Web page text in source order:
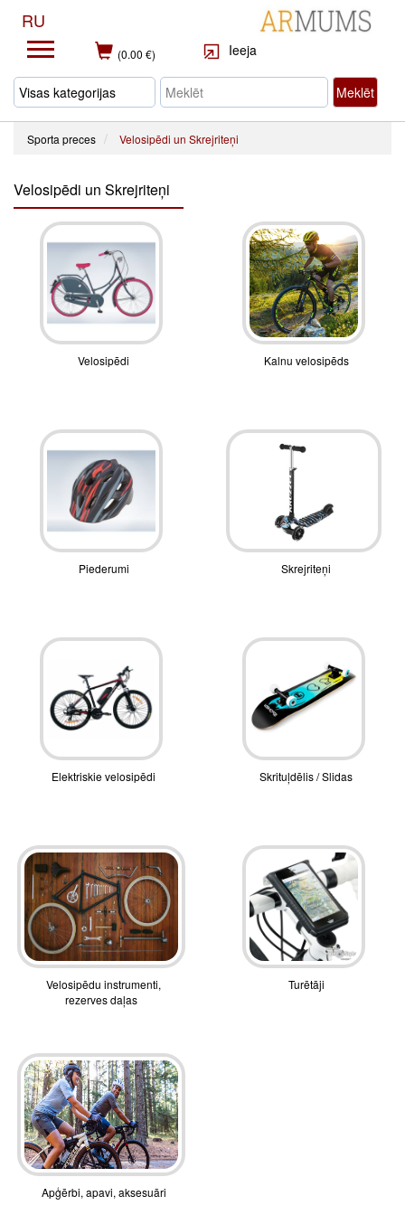
RU
(0.00 €) Ieeja
Meklēt
Sporta preces Velosipēdi un Skrejriteņi
Velosipēdi un Skrejriteņi
Velosipēdi Kalnu velosipēds
Piederumi Skrejriteņi
Elektriskie velosipēdi Skrituļdēlis / Slidas
Velosipēdu instrumenti,
rezerves daļas
Turētāji
Apģērbi, apavi, aksesuāri